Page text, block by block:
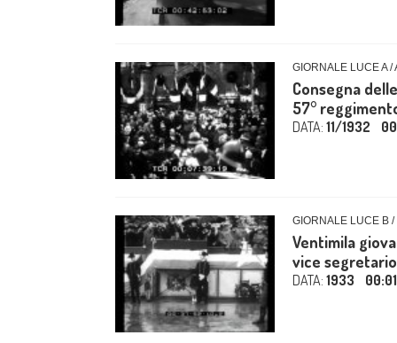
GIORNALE LUCE A /
Consegna
57°
DATA: 11/1932
GIORNALE LUCE B
Ventimila
vice
DATA: 1933